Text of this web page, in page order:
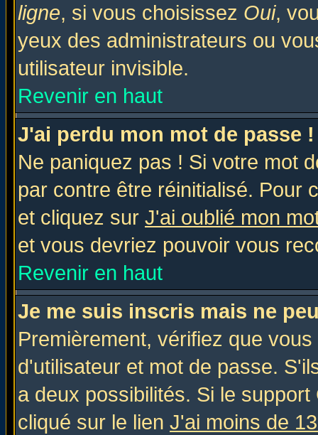
ligne, si vous choisissez Oui,
yeux des administrateurs ou
utilisateur invisible.
Revenir en haut
J'ai perdu mon mot de passe !
Ne paniquez pas ! Si votre mot
par contre être réinitialisé. Pour
et cliquez sur J'ai oublié mon
et vous devriez pouvoir vous
Revenir en haut
Je me suis inscris mais ne
Premièrement, vérifiez que
d'utilisateur et mot de passe.
a deux possibilités. Si le
cliqué sur le lien J'ai moins de